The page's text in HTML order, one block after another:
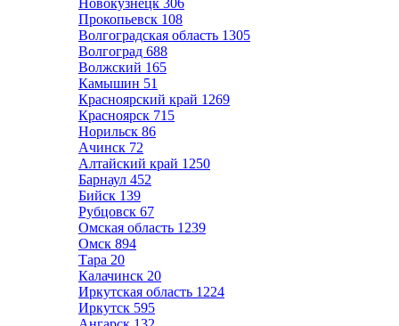
Новокузнецк 306
Прокопьевск 108
Волгоградская область 1305
Волгоград 688
Волжский 165
Камышин 51
Красноярский край 1269
Красноярск 715
Норильск 86
Ачинск 72
Алтайский край 1250
Барнаул 452
Бийск 139
Рубцовск 67
Омская область 1239
Омск 894
Тара 20
Калачинск 20
Иркутская область 1224
Иркутск 595